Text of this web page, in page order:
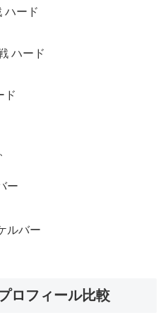
ハード
ハード
ド
ー
ルバー
ロフィール比較